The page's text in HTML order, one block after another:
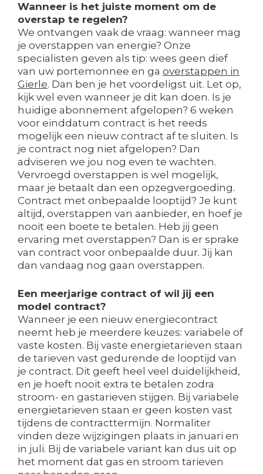
Wanneer is het juiste moment om de
overstap te regelen?
We ontvangen vaak de vraag: wanneer mag
je overstappen van energie? Onze
specialisten geven als tip: wees geen dief
van uw portemonnee en ga overstappen in
Gierle. Dan ben je het voordeligst uit. Let op,
kijk wel even wanneer je dit kan doen. Is je
huidige abonnement afgelopen? 6 weken
voor einddatum contract is het reeds
mogelijk een nieuw contract af te sluiten. Is
je contract nog niet afgelopen? Dan
adviseren we jou nog even te wachten.
Vervroegd overstappen is wel mogelijk,
maar je betaalt dan een opzegvergoeding.
Contract met onbepaalde looptijd? Je kunt
altijd, overstappen van aanbieder, en hoef je
nooit een boete te betalen. Heb jij geen
ervaring met overstappen? Dan is er sprake
van contract voor onbepaalde duur. Jij kan
dan vandaag nog gaan overstappen.
Een meerjarige contract of wil jij een
model contract?
Wanneer je een nieuw energiecontract
neemt heb je meerdere keuzes: variabele of
vaste kosten. Bij vaste energietarieven staan
de tarieven vast gedurende de looptijd van
je contract. Dit geeft heel veel duidelijkheid,
en je hoeft nooit extra te betalen zodra
stroom- en gastarieven stijgen. Bij variabele
energietarieven staan er geen kosten vast
tijdens de contracttermijn. Normaliter
vinden deze wijzigingen plaats in januari en
in juli. Bij de variabele variant kan dus uit op
het moment dat gas en stroom tarieven